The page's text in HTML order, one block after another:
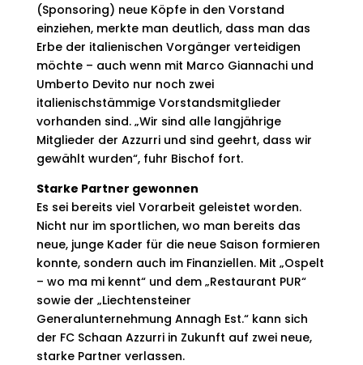
(Sponsoring) neue Köpfe in den Vorstand
einziehen, merkte man deutlich, dass man das
Erbe der italienischen Vorgänger verteidigen
möchte – auch wenn mit Marco Giannachi und
Umberto Devito nur noch zwei
italienischstämmige Vorstandsmitglieder
vorhanden sind. „Wir sind alle langjährige
Mitglieder der Azzurri und sind geehrt, dass wir
gewählt wurden“, fuhr Bischof fort.
Starke Partner gewonnen
Es sei bereits viel Vorarbeit geleistet worden.
Nicht nur im sportlichen, wo man bereits das
neue, junge Kader für die neue Saison formieren
konnte, sondern auch im Finanziellen. Mit „Ospelt
– wo ma mi kennt“ und dem „Restaurant PUR“
sowie der „Liechtensteiner
Generalunternehmung Annagh Est.“ kann sich
der FC Schaan Azzurri in Zukunft auf zwei neue,
starke Partner verlassen.